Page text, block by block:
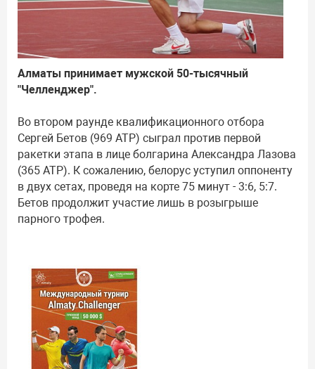
Алматы принимает мужской 50-тысячный
"Челленджер".
Во втором раунде квалификационного отбора
Сергей Бетов (969 АТР) сыграл против первой
ракетки этапа в лице болгарина Александра Лазова
(365 АТР). К сожалению, белорус уступил оппоненту
в двух сетах, проведя на корте 75 минут - 3:6, 5:7.
Бетов продолжит участие лишь в розыгрыше
парного трофея.